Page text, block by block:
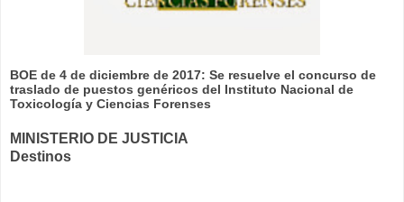
BOE de 4 de diciembre de 2017: Se resuelve el concurso de
traslado de puestos genéricos del Instituto Nacional de
Toxicología y Ciencias Forenses
MINISTERIO DE JUSTICIA
Destinos